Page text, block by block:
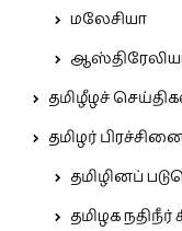
மலேசியா
தமிழீழச்
தமிழர்
தமிழினப்
தமிழக